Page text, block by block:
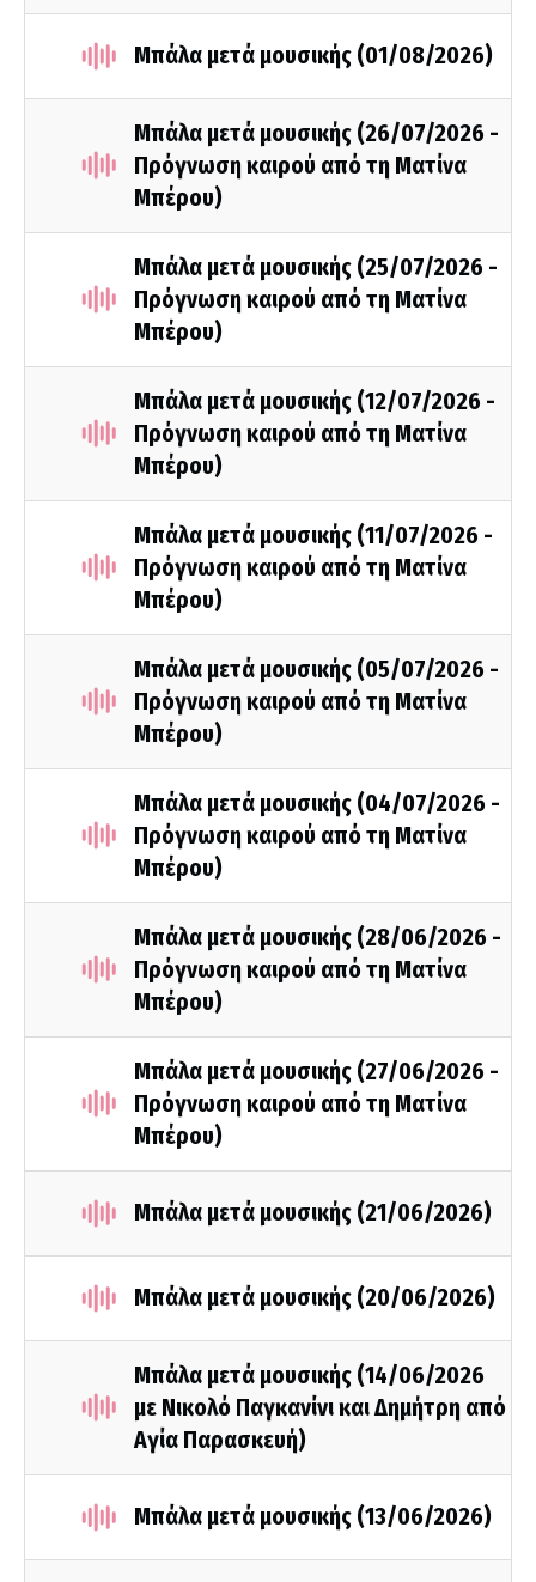
Μπάλα μετά μουσικής (01/08/2026)
Μπάλα μετά μουσικής (26/07/2026 -
Πρόγνωση καιρού από τη Ματίνα
Μπέρου)
Μπάλα μετά μουσικής (25/07/2026 -
Πρόγνωση καιρού από τη Ματίνα
Μπέρου)
Μπάλα μετά μουσικής (12/07/2026 -
Πρόγνωση καιρού από τη Ματίνα
Μπέρου)
Μπάλα μετά μουσικής (11/07/2026 -
Πρόγνωση καιρού από τη Ματίνα
Μπέρου)
Μπάλα μετά μουσικής (05/07/2026 -
Πρόγνωση καιρού από τη Ματίνα
Μπέρου)
Μπάλα μετά μουσικής (04/07/2026 -
Πρόγνωση καιρού από τη Ματίνα
Μπέρου)
Μπάλα μετά μουσικής (28/06/2026 -
Πρόγνωση καιρού από τη Ματίνα
Μπέρου)
Μπάλα μετά μουσικής (27/06/2026 -
Πρόγνωση καιρού από τη Ματίνα
Μπέρου)
Μπάλα μετά μουσικής (21/06/2026)
Μπάλα μετά μουσικής (20/06/2026)
Μπάλα μετά μουσικής (14/06/2026
με Νικολό Παγκανίνι και Δημήτρη από
Αγία Παρασκευή)
Μπάλα μετά μουσικής (13/06/2026)